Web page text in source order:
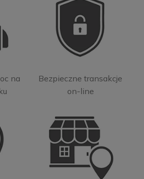
na
Bezpieczne transakcje
on-line